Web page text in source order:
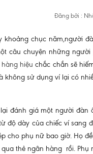
Đăng bởi :
khoảng chục năm,người
câu chuyện những
hàng hiệu chắc chắn sẽ
không sử dụng ví lại có
đánh giá một người đàn
độ dày của chiếc ví sang
cho phụ nữ bao giờ. Họ
thẻ ngân hàng rồi.